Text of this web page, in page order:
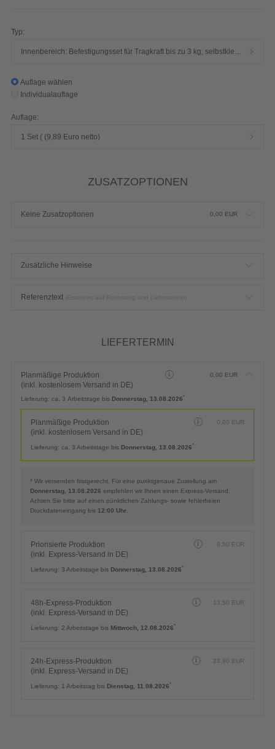
Typ:
Auflage wählen
Individualauflage
Auflage:
1 Set ( (9,89 Euro netto)
ZUSATZOPTIONEN
Keine Zusatzoptionen 0,00 EUR
Zusätzliche Hinweise
Referenztext
LIEFERTERMIN
Planmäßige Produktion
(inkl. kostenlosem Versand in DE)
0,00 EUR
Lieferung: ca. 3 Arbeitstage bis Donnerstag, 13.08.2026*
Planmäßige Produktion
(inkl. kostenlosem Versand in DE)
0,00 EUR
Lieferung: ca. 3 Arbeitstage bis Donnerstag, 13.08.2026*
* Wir versenden fristgerecht. Für eine punktgenaue Zustellung am
Donnerstag, 13.08.2026 empfehlen wir Ihnen einen Express-Versand.
Achten Sie bitte auf einen pünktlichen Zahlungs- sowie fehlerfreien
Druckdateneingang bis 12:00 Uhr
Priorisierte Produktion
(inkl. Express-Versand in DE)
6,50 EUR
Lieferung: 3 Arbeitstage bis Donnerstag, 13.08.2026*
48h-Express-Produktion
(inkl. Express-Versand in DE)
13,50 EUR
Lieferung: 2 Arbeitstage bis Mittwoch, 12.08.2026*
24h-Express-Produktion
(inkl. Express-Versand in DE)
23,90 EUR
Lieferung: 1 Arbeitstag bis Dienstag, 11.08.2026*